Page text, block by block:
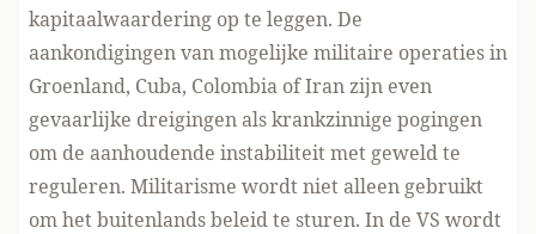
kapitaalwaardering op te leggen. De
aankondigingen van mogelijke militaire operaties in
Groenland, Cuba, Colombia of Iran zijn even
gevaarlijke dreigingen als krankzinnige pogingen
om de aanhoudende instabiliteit met geweld te
reguleren. Militarisme wordt niet alleen gebruikt
om het buitenlands beleid te sturen. In de VS wordt